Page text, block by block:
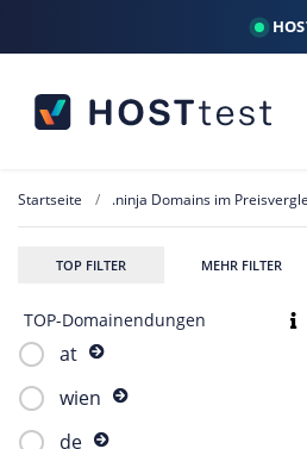
Startseite .ninja Domains im
TOP FILTER MEHR FILTER
TOP-Domainendungen
at
wien
de